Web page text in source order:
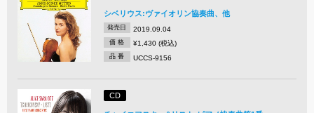
シベリウス:ヴァイオリン協奏曲、他
発売日 2019.09.04
価 格 ¥1,430 (税込)
品 番 UCCS-9156
CD